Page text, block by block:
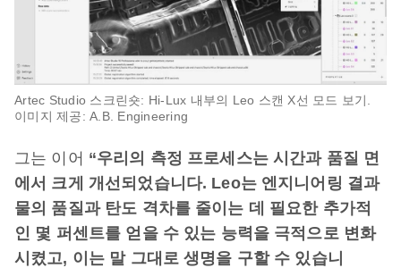
Artec Studio 스크린숏: Hi-Lux 내부의 Leo 스캔 X선 모드 보기.
이미지 제공: A.B. Engineering
그는 이어 “우리의 측정 프로세스는 시간과 품질 면
에서 크게 개선되었습니다. Leo는 엔지니어링 결과
물의 품질과 탄도 격차를 줄이는 데 필요한 추가적
인 몇 퍼센트를 얻을 수 있는 능력을 극적으로 변화
시켰고, 이는 말 그대로 생명을 구할 수 있습니